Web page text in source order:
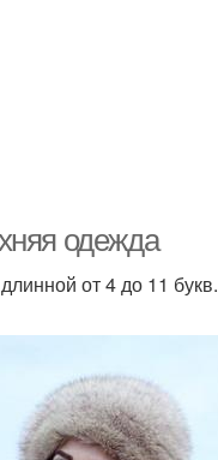
одежда
от 4 до 11 букв.